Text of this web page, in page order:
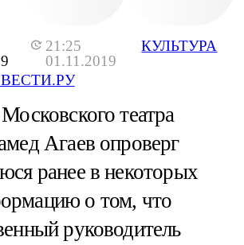
21:25
01.11.2019
КУЛЬТУРА
театра
Агаев опроверг
ранее в некоторых
о том, что
руководитель